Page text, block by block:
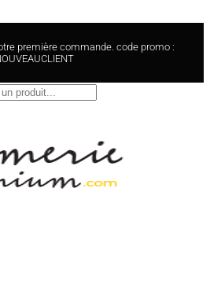
première commande. code promo :